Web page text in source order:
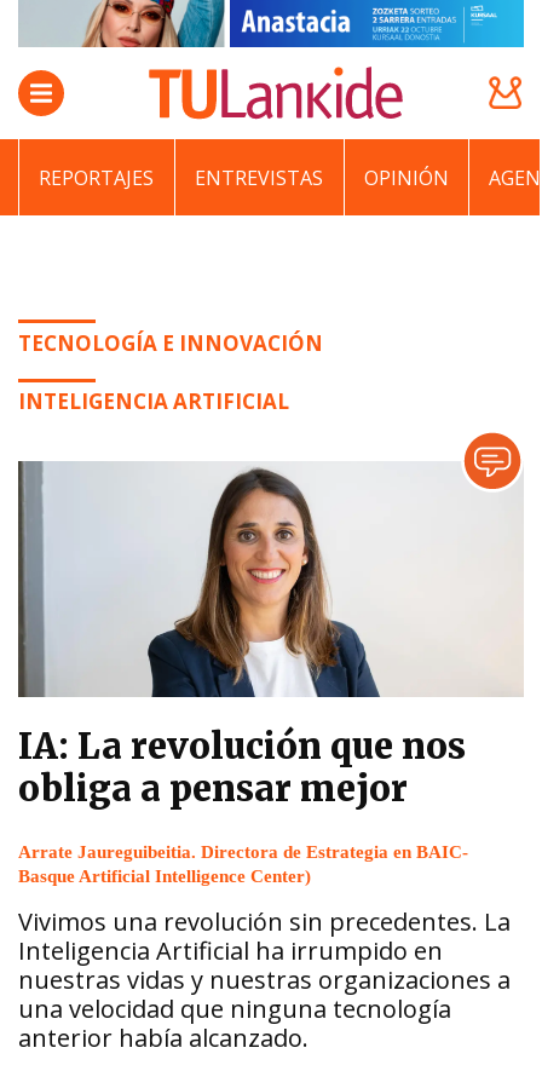
REPORTAJES ENTREVISTAS OPINIÓN
TECNOLOGÍA E INNOVACIÓN
INTELIGENCIA ARTIFICIAL
IA: La revolución que nos
obliga a pensar mejor
Arrate Jaureguibeitia. Directora de Estrategia en BAIC-
Basque Artificial Intelligence Center)
Vivimos una revolución sin precedentes. La
Inteligencia Artificial ha irrumpido en
nuestras vidas y nuestras organizaciones a
una velocidad que ninguna tecnología
anterior había alcanzado.